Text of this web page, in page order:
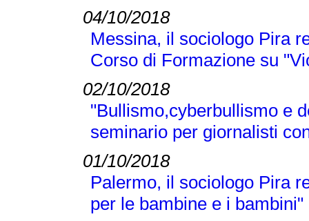
04/10/2018
Messina, il sociologo Pira
Corso di Formazione su
02/10/2018
"Bullismo,cyberbullismo e
seminario per giornalisti
01/10/2018
Palermo, il sociologo Pira
per le bambine e i bambini"